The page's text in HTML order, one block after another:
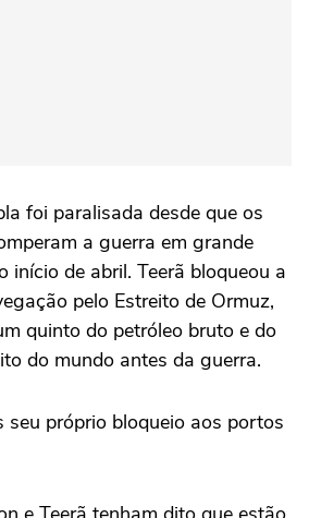
foi paralisada desde que os
a guerra em grande
início de abril. Teerã bloqueou a
pelo Estreito de Ormuz,
quinto do petróleo bruto e do
do mundo antes da guerra.
próprio bloqueio aos portos